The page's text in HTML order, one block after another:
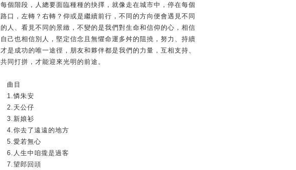
每個階段，人總要面臨種種的抉擇，就像走在城市中，停在每個
路口，左轉？右轉？仰或是繼續前行，不同的方向便會遇見不同
的人、看見不同的景緻，不變的是我們對生命和信仰的心，相信
自己也相信別人，堅定信念且無懼命運多舛的阻撓，努力、持續
才是成功的唯一途徑，朋友和夥伴都是我們的力量，互相支持、
共同打拼，才能迎來光明的前途。
曲目
1.憐朱安
2. 天公仔
3. 新娘衫
4. 你去了遠遠的地方
5. 愛若無心
6. 人生中咱攏是過客
7. 望郎回頭